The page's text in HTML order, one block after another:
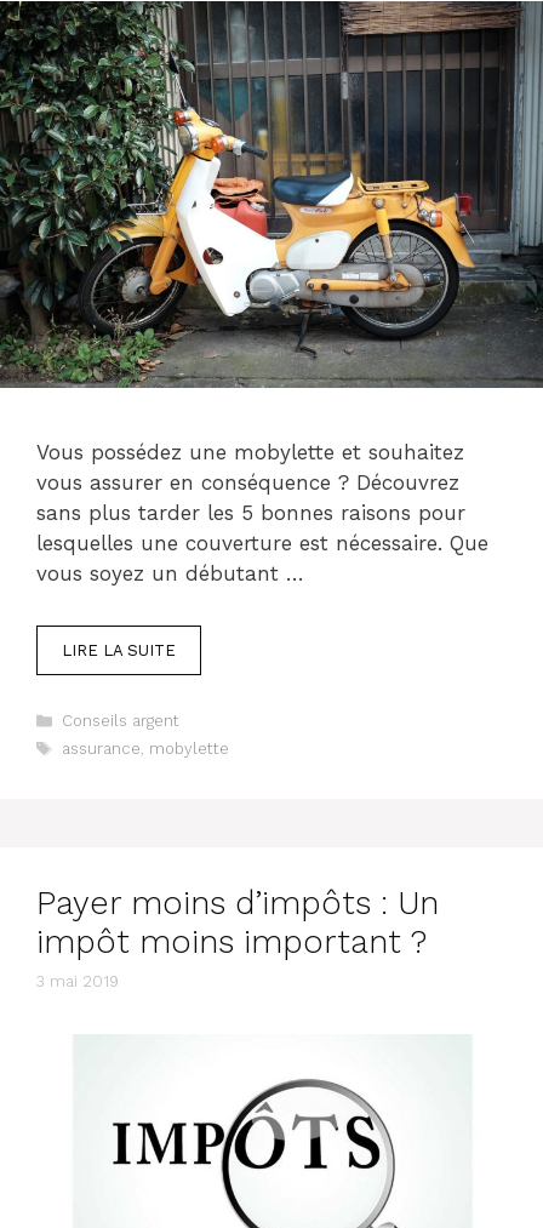
Vous possédez une mobylette et souhaitez
vous assurer en conséquence ? Découvrez
sans plus tarder les 5 bonnes raisons pour
lesquelles une couverture est nécessaire. Que
vous soyez un débutant …
LIRE LA SUITE
Catégories
Conseils argent
Étiquettes
assurance, mobylette
Payer moins d’impôts : Un
impôt moins important ?
3 mai 2019